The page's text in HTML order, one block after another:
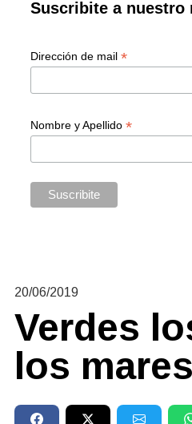
Suscribite a nuestro
Dirección de mail *
Nombre y Apellido *
20/06/2019
Verdes
los